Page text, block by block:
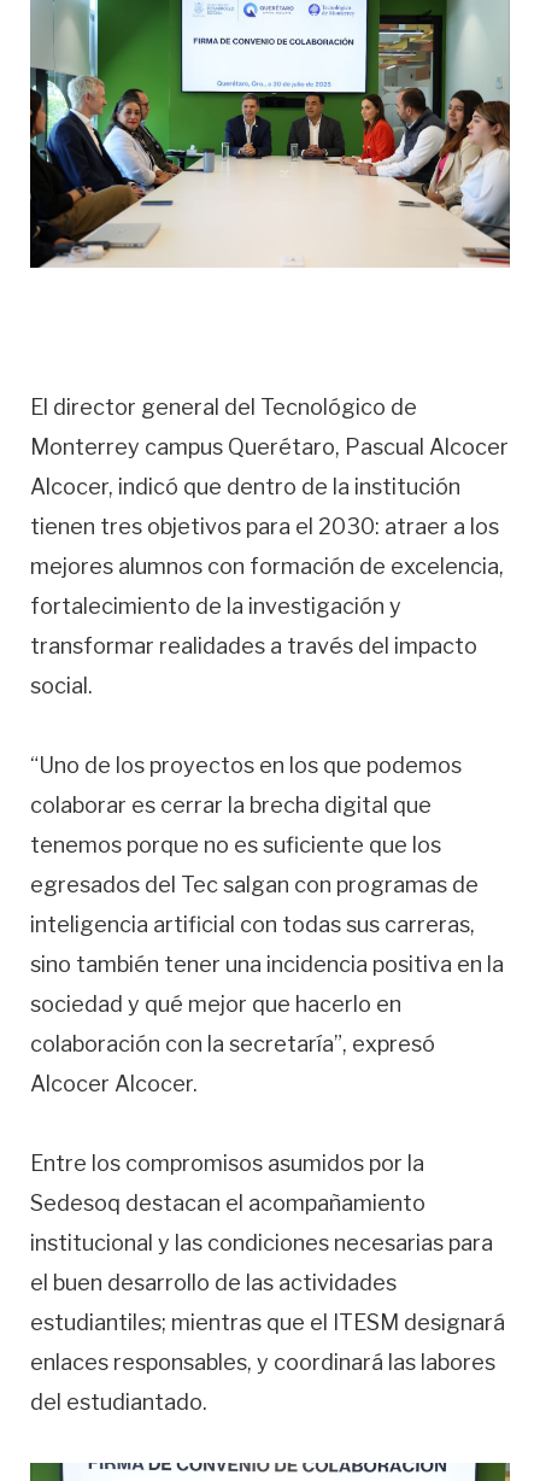
El director general del Tecnológico de
Monterrey campus Querétaro, Pascual Alcocer
Alcocer, indicó que dentro de la institución
tienen tres objetivos para el 2030: atraer a los
mejores alumnos con formación de excelencia,
fortalecimiento de la investigación y
transformar realidades a través del impacto
social.
“Uno de los proyectos en los que podemos
colaborar es cerrar la brecha digital que
tenemos porque no es suficiente que los
egresados del Tec salgan con programas de
inteligencia artificial con todas sus carreras,
sino también tener una incidencia positiva en la
sociedad y qué mejor que hacerlo en
colaboración con la secretaría”, expresó
Alcocer Alcocer.
Entre los compromisos asumidos por la
Sedesoq destacan el acompañamiento
institucional y las condiciones necesarias para
el buen desarrollo de las actividades
estudiantiles; mientras que el ITESM designará
enlaces responsables, y coordinará las labores
del estudiantado.